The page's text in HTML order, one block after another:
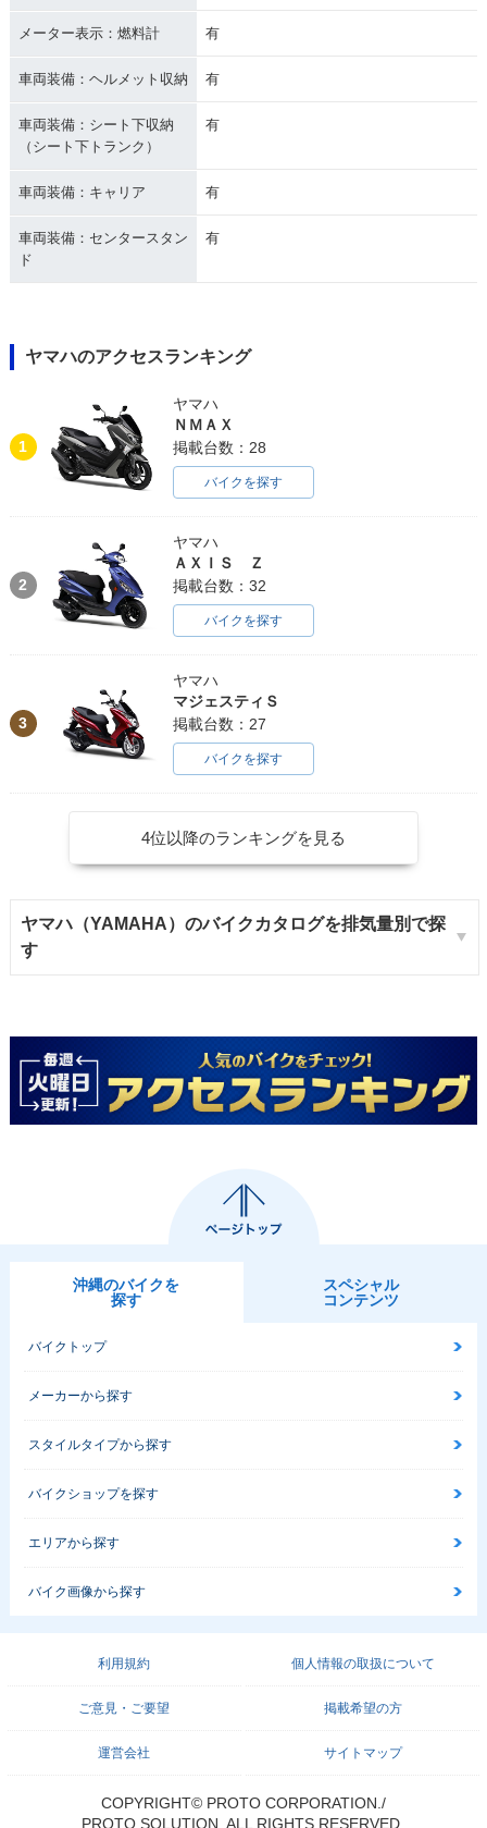
メーター表示：燃料計 有
車両装備：ヘルメット収納 有
車両装備：シート下収納
（シート下トランク）
有
車両装備：キャリア 有
車両装備：センタースタン
ド
有
ヤマハのアクセスランキング
1
ヤマハ
ＮＭＡＸ
掲載台数：28
バイクを探す
2
ヤマハ
ＡＸＩＳ Ｚ
掲載台数：32
バイクを探す
3
ヤマハ
マジェスティＳ
掲載台数：27
バイクを探す
4位以降のランキングを見る
ヤマハ（YAMAHA）のバイクカタログを排気量別で探
す
沖縄のバイクを
探す
スペシャル
コンテンツ
バイクトップ
メーカーから探す
スタイルタイプから探す
バイクショップを探す
エリアから探す
バイク画像から探す
利用規約 個人情報の取扱について
ご意見・ご要望 掲載希望の方
運営会社 サイトマップ
COPYRIGHT© PROTO CORPORATION./
PROTO SOLUTION. ALL RIGHTS RESERVED.